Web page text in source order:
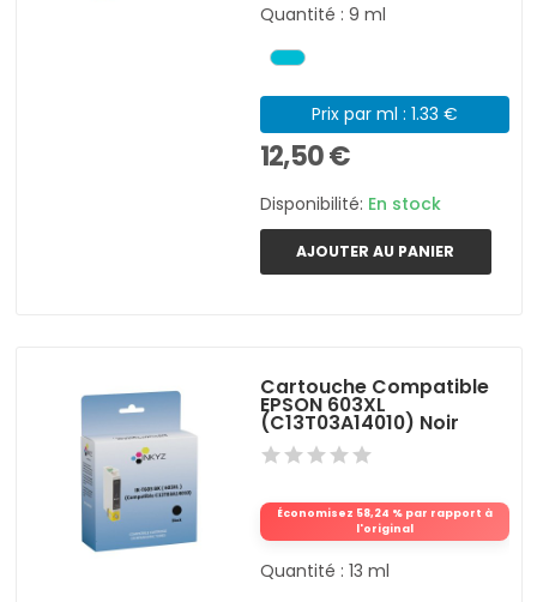
Quantité : 9 ml
Prix par ml : 1.33 €
12,50 €
Disponibilité: En stock
AJOUTER AU PANIER
Cartouche Compatible
EPSON 603XL
(C13T03A14010) Noir
Économisez 58,24 % par rapport à
l'original
Quantité : 13 ml